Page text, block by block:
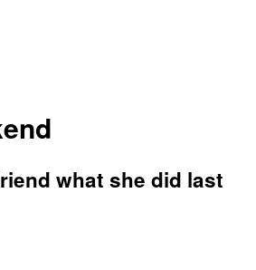
what she did last